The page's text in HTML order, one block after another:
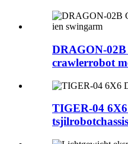
DRAGON-02B
crawlerrobot
TIGER-04
tsjilrobotchassis